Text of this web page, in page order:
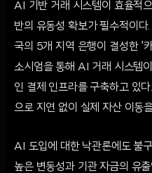
AI 기반 거래 시스템이 효율적
반의 유동성 확보가 필수적이다
국의 5개 지역 은행이 결성한 '
소시엄을 통해 AI 거래 시스템
인 결제 인프라를 구축하고 있
으로 지연 없이 실제 자산 이동
AI 도입에 대한 낙관론에도 불
높은 변동성과 기관 자금의 유